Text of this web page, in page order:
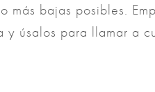
más bajas posibles.
y úsalos para llamar a